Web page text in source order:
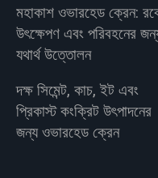
মহাকাশ ওভারহেড ক্রেন:
উৎক্ষেপণ এবং পরিবহনের
যথার্থ উত্তোলন
দক্ষ সিমেন্ট, কাচ, ইট এবং
প্রিকাস্ট কংক্রিট উৎপাদনের
জন্য ওভারহেড ক্রেন